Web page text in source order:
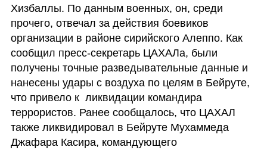
Хизбаллы. По данным военных, он, среди
прочего, отвечал за действия боевиков
организации в районе сирийского Алеппо. Как
сообщил пресс-секретарь ЦАХАЛа, были
получены точные разведывательные данные и
нанесены удары с воздуха по целям в Бейруте,
что привело к  ликвидации командира
террористов. Ранее сообщалось, что ЦАХАЛ
также ликвидировал в Бейруте Мухаммеда
Джафара Касира, командующего